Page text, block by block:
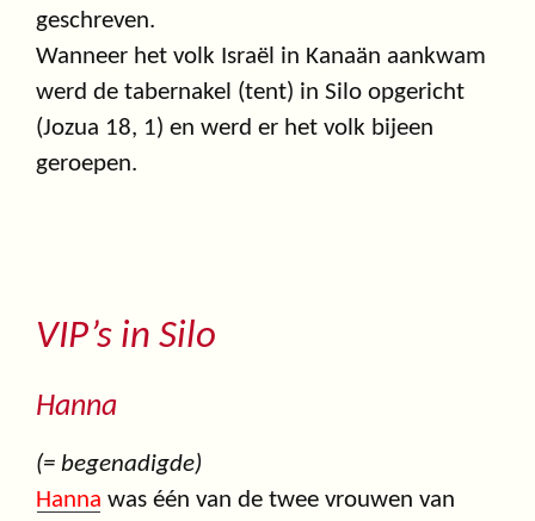
geschreven.
Wanneer het volk Israël in Kanaän aankwam
werd de tabernakel (tent) in Silo opgericht
(Jozua 18, 1) en werd er het volk bijeen
geroepen.
VIP’s in Silo
Hanna
(= begenadigde)
Hanna was één van de twee vrouwen van